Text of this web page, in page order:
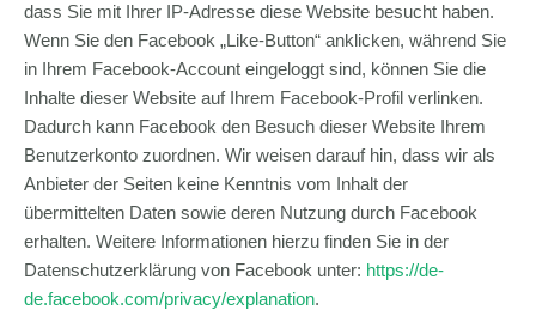
dass Sie mit Ihrer IP-Adresse diese Website besucht haben.
Wenn Sie den Facebook „Like-Button“ anklicken, während Sie
in Ihrem Facebook-Account eingeloggt sind, können Sie die
Inhalte dieser Website auf Ihrem Facebook-Profil verlinken.
Dadurch kann Facebook den Besuch dieser Website Ihrem
Benutzerkonto zuordnen. Wir weisen darauf hin, dass wir als
Anbieter der Seiten keine Kenntnis vom Inhalt der
übermittelten Daten sowie deren Nutzung durch Facebook
erhalten. Weitere Informationen hierzu finden Sie in der
Datenschutzerklärung von Facebook unter: https://de-
de.facebook.com/privacy/explanation.